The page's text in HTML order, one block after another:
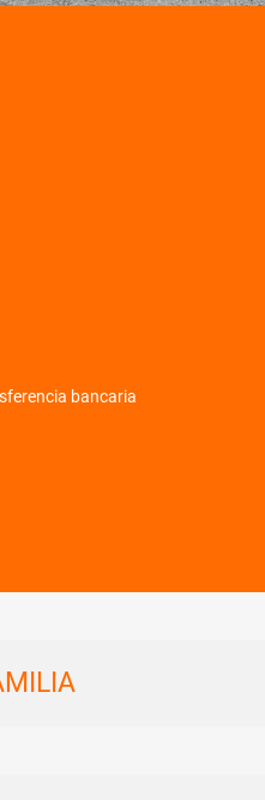
bancaria